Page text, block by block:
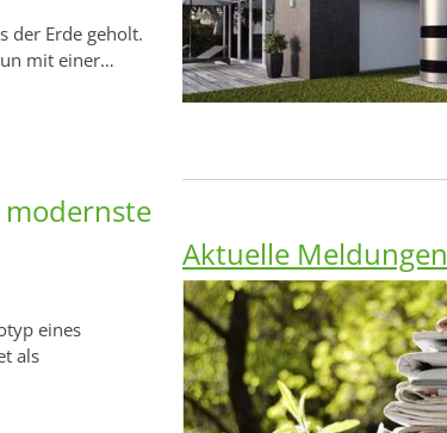
der Erde geholt.
mit einer…
modernste
eines
als
Aktuelle Meldungen